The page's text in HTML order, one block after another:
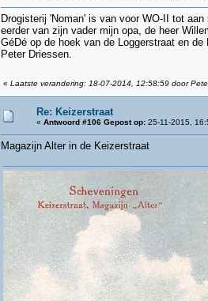
Drogisterij 'Noman' is van voor WO-II tot
eerder van zijn vader mijn opa, de heer
GéDé op de hoek van de Loggerstraat en de
Peter Driessen.
« Laatste verandering: 18-07-2014, 12:58:59 door
Re: Keizerstraat
« Antwoord #106 Gepost op:25-11-2015,
Magazijn Alter in de Keizerstraat